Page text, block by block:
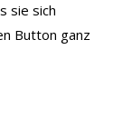
sie sich
Button ganz